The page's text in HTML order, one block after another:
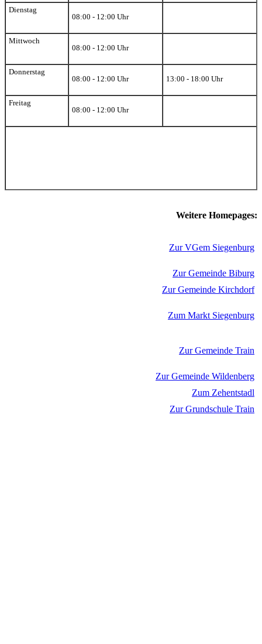
Dienstag
08:00 - 12:00 Uhr
Mittwoch
08:00 - 12:00 Uhr
Donnerstag
08:00 - 12:00 Uhr
13:00 - 18:00 Uhr
Freitag
08:00 - 12:00 Uhr
Weitere Homepages:
Zur VGem Siegenburg
Zur Gemeinde Biburg
Zur Gemeinde Kirchdorf
Zum Markt Siegenburg
Zur Gemeinde Train
Zur Gemeinde Wildenberg
Zum Zehentstadl
Zur Grundschule Train